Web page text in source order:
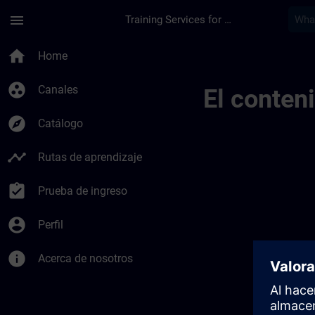
menu Training Services for Digital Industries
home Home
group_work Canales
explore Catálogo
timeline Rutas de aprendizaje
assignment_turned_in Prueba de ingreso
account_circle Perfil
info Acerca de nosotros
El